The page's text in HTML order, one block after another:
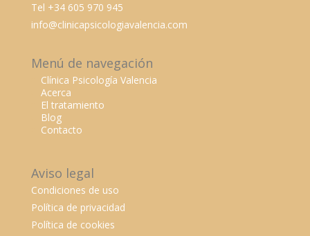
Tel +34 605 970 945
info@clinicapsicologiavalencia.com
Menú de navegación
Clínica Psicología Valencia
Acerca
El tratamiento
Blog
Contacto
Aviso legal
Condiciones de uso
Política de privacidad
Política de cookies